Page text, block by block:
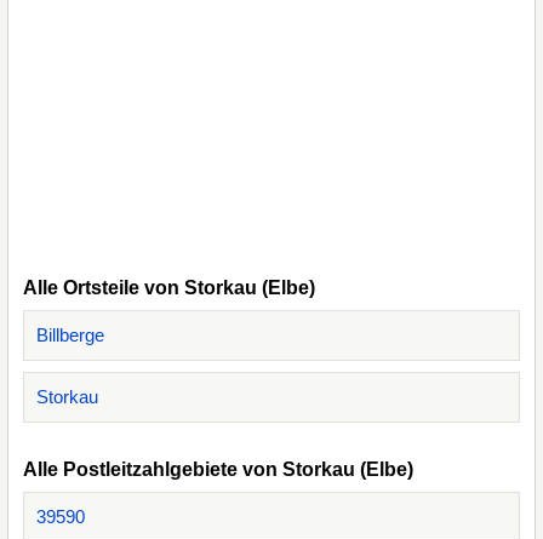
Alle Ortsteile von Storkau (Elbe)
Billberge
Storkau
Alle Postleitzahlgebiete von Storkau (Elbe)
39590